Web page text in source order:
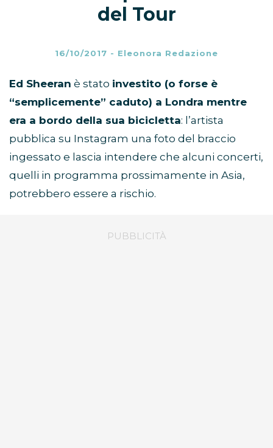
del Tour
16/10/2017 - Eleonora Redazione
Ed Sheeran è stato investito (o forse è
“semplicemente” caduto) a Londra mentre
era a bordo della sua bicicletta: l’artista
pubblica su Instagram una foto del braccio
ingessato e lascia intendere che alcuni concerti,
quelli in programma prossimamente in Asia,
potrebbero essere a rischio.